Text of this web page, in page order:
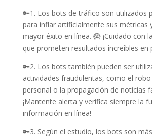
🔑1. Los bots de tráfico son utilizados
para inflar artificialmente sus métricas
mayor éxito en línea. 😱 ¡Cuidado con
que prometen resultados increíbles en
🔑2. Los bots también pueden ser
actividades fraudulentas, como el
personal o la propagación de noticias
¡Mantente alerta y verifica siempre la
información en línea!
🔑3. Según el estudio, los bots son